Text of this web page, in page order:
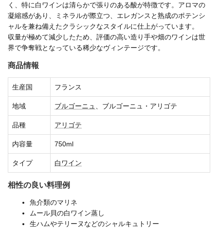
く、特に白ワインは清らかで張りのある酸が特徴です。アロマの
凝縮感があり、ミネラルが際立つ、エレガンスと熟成のポテンシ
ャルを兼ね備えたクラシックなスタイルに仕上がっています。
収量が極めて減少したため、評価の高い造り手や畑のワインは世
界で争奪戦となっている稀少なヴィンテージです。
商品情報
生産国 フランス
地域 ブルゴーニュ 、ブルゴーニュ・アリゴテ
品種 アリゴテ
内容量 750ml
タイプ 白ワイン
相性の良い料理例
魚介類のマリネ
ムール貝の白ワイン蒸し
生ハムやテリーヌなどのシャルキュトリー